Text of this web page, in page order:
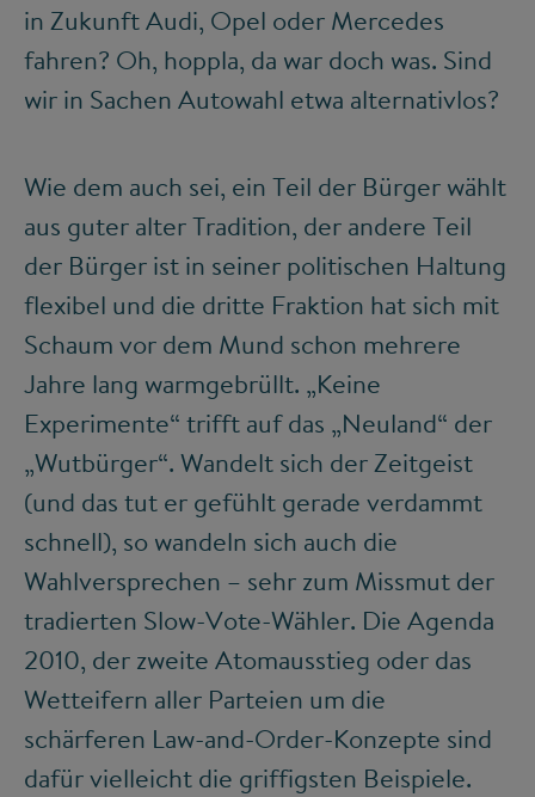
in Zukunft Audi, Opel oder Mercedes
fahren? Oh, hoppla, da war doch was. Sind
wir in Sachen Autowahl etwa alternativlos?
Wie dem auch sei, ein Teil der Bürger wählt
aus guter alter Tradition, der andere Teil
der Bürger ist in seiner politischen Haltung
flexibel und die dritte Fraktion hat sich mit
Schaum vor dem Mund schon mehrere
Jahre lang warmgebrüllt. „Keine
Experimente“ trifft auf das „Neuland“ der
„Wutbürger“. Wandelt sich der Zeitgeist
(und das tut er gefühlt gerade verdammt
schnell), so wandeln sich auch die
Wahlversprechen – sehr zum Missmut der
tradierten Slow-Vote-Wähler. Die Agenda
2010, der zweite Atomausstieg oder das
Wetteifern aller Parteien um die
schärferen Law-and-Order-Konzepte sind
dafür vielleicht die griffigsten Beispiele.